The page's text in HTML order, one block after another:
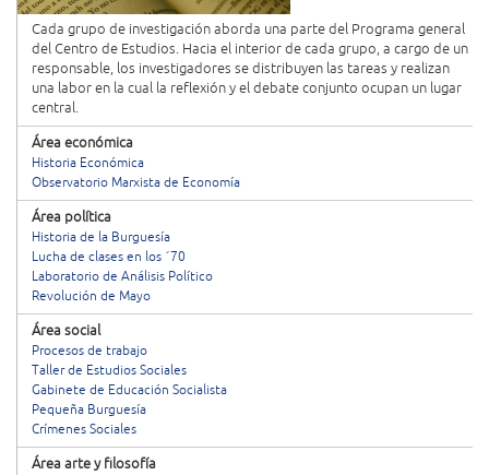
Cada grupo de investigación aborda una parte del Programa general
del Centro de Estudios. Hacia el interior de cada grupo, a cargo de un
responsable, los investigadores se distribuyen las tareas y realizan
una labor en la cual la reflexión y el debate conjunto ocupan un lugar
central.
Área económica
Historia Económica
Observatorio Marxista de Economía
Área política
Historia de la Burguesía
Lucha de clases en los ´70
Laboratorio de Análisis Político
Revolución de Mayo
Área social
Procesos de trabajo
Taller de Estudios Sociales
Gabinete de Educación Socialista
Pequeña Burguesía
Crímenes Sociales
Área arte y filosofía